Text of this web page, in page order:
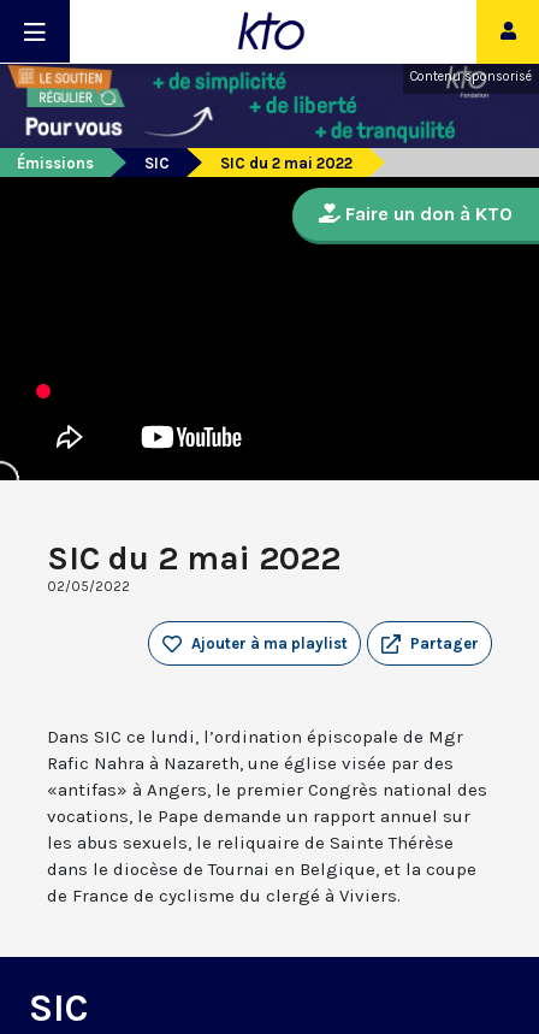
Contenu sponsorisé
Émissions SIC SIC du 2 mai 2022
SIC du 2 mai 2022
02/05/2022
Partager
Ajouter à ma playlist
Dans SIC ce lundi, l’ordination épiscopale de Mgr
Rafic Nahra à Nazareth, une église visée par des
«antifas» à Angers, le premier Congrès national des
vocations, le Pape demande un rapport annuel sur
les abus sexuels, le reliquaire de Sainte Thérèse
dans le diocèse de Tournai en Belgique, et la coupe
de France de cyclisme du clergé à Viviers.
SIC
Faire un don à KTO